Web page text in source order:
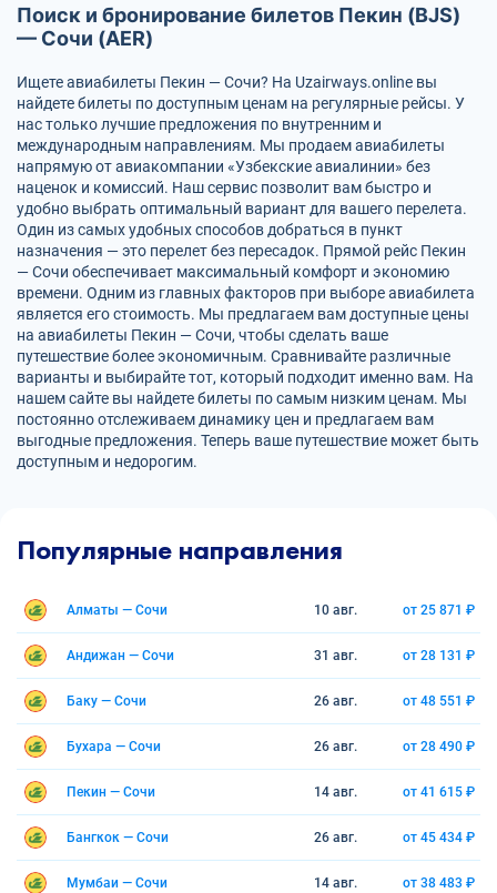
Поиск и бронирование билетов Пекин (BJS)
— Сочи (AER)
Ищете авиабилеты Пекин — Сочи? На Uzairways.online вы
найдете билеты по доступным ценам на регулярные рейсы. У
нас только лучшие предложения по внутренним и
международным направлениям. Мы продаем авиабилеты
напрямую от авиакомпании «Узбекские авиалинии» без
наценок и комиссий. Наш сервис позволит вам быстро и
удобно выбрать оптимальный вариант для вашего перелета.
Один из самых удобных способов добраться в пункт
назначения — это перелет без пересадок. Прямой рейс Пекин
— Сочи обеспечивает максимальный комфорт и экономию
времени. Одним из главных факторов при выборе авиабилета
является его стоимость. Мы предлагаем вам доступные цены
на авиабилеты Пекин — Сочи, чтобы сделать ваше
путешествие более экономичным. Сравнивайте различные
варианты и выбирайте тот, который подходит именно вам. На
нашем сайте вы найдете билеты по самым низким ценам. Мы
постоянно отслеживаем динамику цен и предлагаем вам
выгодные предложения. Теперь ваше путешествие может быть
доступным и недорогим.
Популярные направления
Алматы — Сочи 10 авг. от 25 871 ₽
Андижан — Сочи 31 авг. от 28 131 ₽
Баку — Сочи 26 авг. от 48 551 ₽
Бухара — Сочи 26 авг. от 28 490 ₽
Пекин — Сочи 14 авг. от 41 615 ₽
Бангкок — Сочи 26 авг. от 45 434 ₽
Мумбаи — Сочи 14 авг. от 38 483 ₽